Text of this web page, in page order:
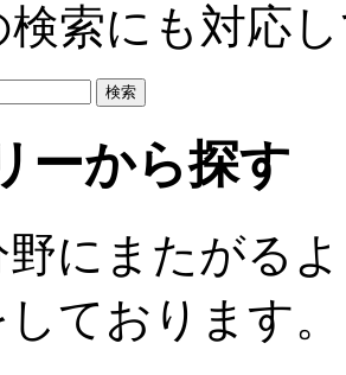
検索にも対応
ーから探す
にまたがる
ております。